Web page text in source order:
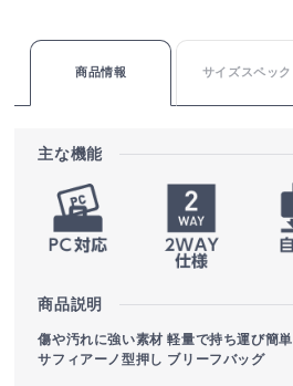
商品情報 サイズスペック
主な機能
商品説明
傷や汚れに強い素材 軽量で持ち運び簡単
サフィアーノ型押し ブリーフバッグ